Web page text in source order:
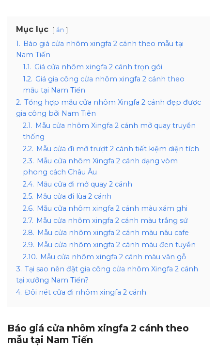
Mục lục ẩn
1. Báo giá cửa nhôm xingfa 2 cánh theo mẫu tại
Nam Tiến
1.1. Giá cửa nhôm xingfa 2 cánh trọn gói
1.2. Giá gia công cửa nhôm xingfa 2 cánh theo
mẫu tại Nam Tiến
2. Tổng hợp mẫu cửa nhôm Xingfa 2 cánh đẹp được
gia công bởi Nam Tiên
2.1. Mẫu cửa nhôm Xingfa 2 cánh mở quay truyền
thống
2.2. Mẫu cửa đi mở trượt 2 cánh tiết kiệm diện tích
2.3. Mẫu cửa nhôm Xingfa 2 cánh dạng vòm
phong cách Châu Âu
2.4. Mẫu cửa đi mở quay 2 cánh
2.5. Mẫu cửa đi lùa 2 cánh
2.6. Mẫu cửa nhôm xingfa 2 cánh màu xám ghi
2.7. Mẫu cửa nhôm xingfa 2 cánh màu trắng sứ
2.8. Mẫu cửa nhôm xingfa 2 cánh màu nâu cafe
2.9. Mẫu cửa nhôm xingfa 2 cánh màu đen tuyền
2.10. Mẫu cửa nhôm xingfa 2 cánh màu vân gỗ
3. Tại sao nên đặt gia công cửa nhôm Xingfa 2 cánh
tại xưởng Nam Tiến?
4. Đôi nét cửa đi nhôm xingfa 2 cánh
Báo giá cửa nhôm xingfa 2 cánh theo
mẫu tại Nam Tiến